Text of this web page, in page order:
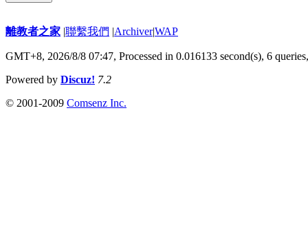
離教者之家 |聯繫我們 |Archiver|WAP
GMT+8, 2026/8/8 07:47, Processed in 0.016133 second(s), 6
Powered by Discuz! 7.2
© 2001-2009 Comsenz Inc.